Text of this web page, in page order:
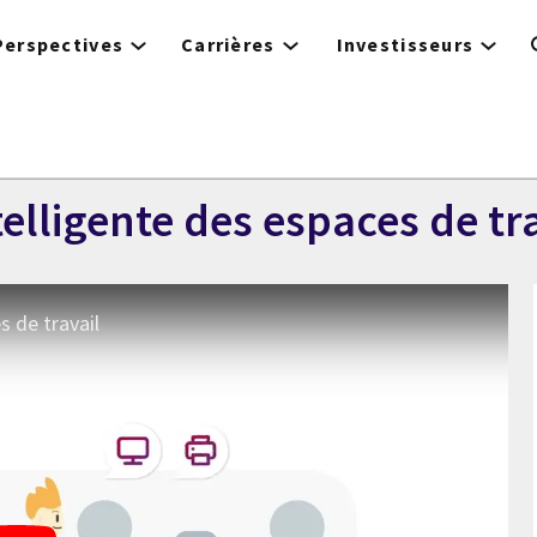
Carrières Investisseurs
des espaces de
de travail